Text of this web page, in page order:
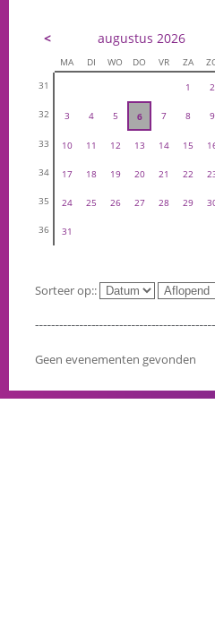
< augustus 2026
MA DI WO DO VR ZA
31
1 2
32 3 4 5 6 7 8 9
33 10 11 12 13 14 15
34 17 18 19 20 21 22
35 24 25 26 27 28 29
36 31
Sorteer op::
Geen evenementen gevonden